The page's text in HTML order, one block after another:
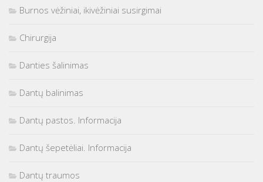
Burnos vėžiniai, ikivėžiniai susirgimai
Chirurgija
Danties šalinimas
Dantų balinimas
Dantų pastos. Informacija
Dantų šepetėliai. Informacija
Dantų traumos